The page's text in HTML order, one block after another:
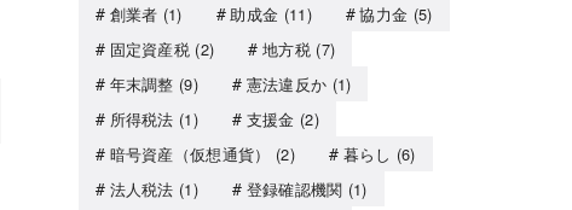
創業者 (1) 助成金 (11) 協力金 (5)
固定資産税 (2) 地方税(7)
年末調整 (9) 憲法違反か (1)
所得税法 (1) 支援金 (2)
暗号資産（仮想通貨）
(2) 暮らし (6)
法人税法 (1) 登録確認機関 (1)